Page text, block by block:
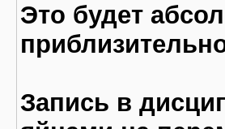
Это будет
Запись в